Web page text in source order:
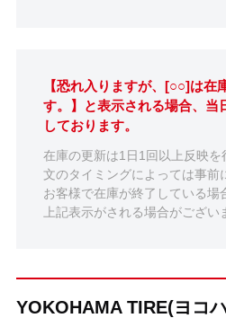
【恐れ入りますが、[○○]は在
す。】と表示される場合、当
しております。
在庫の更新は1日1回以上反映
文のタイミングによっては事前
お客様で在庫が終了している場
上記表示がされる場合がござい
YOKOHAMA TIRE(ヨコ